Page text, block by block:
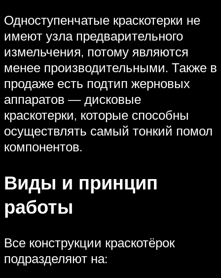
Одноступенчатые краскотерки не
имеют узла предварительного
измельчения, потому являются
менее производительными. Также в
продаже есть подтип жерновых
аппаратов — дисковые
краскотерки, которые способны
осуществлять самый тонкий помол
компонентов.
Виды и принцип
работы
Все конструкции краскотёрок
подразделяют на: